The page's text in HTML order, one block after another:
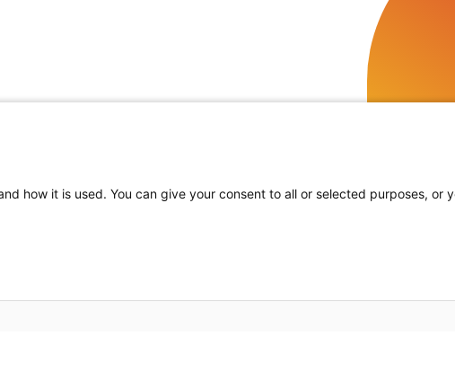
how it is used. You can give your consent to all or selected purposes, or